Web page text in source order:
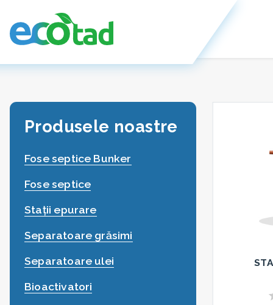
Produsele noastre
Fose septice Bunker
Fose septice
Stații epurare
Separatoare grăsimi
Separatoare ulei
Bioactivatori